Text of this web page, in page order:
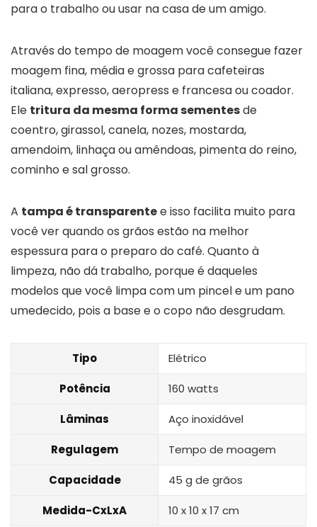
para o trabalho ou usar na casa de um amigo.
Através do tempo de moagem você consegue fazer
moagem fina, média e grossa para cafeteiras
italiana, expresso, aeropress e francesa ou coador.
Ele tritura da mesma forma sementesde
coentro, girassol, canela, nozes, mostarda,
amendoim, linhaça ou amêndoas, pimenta do reino,
cominho e sal grosso.
A tampa é transparentee isso facilita muito para
você ver quando os grãos estão na melhor
espessura para o preparo do café. Quanto à
limpeza, não dá trabalho, porque é daqueles
modelos que você limpa com um pincel e um pano
umedecido, pois a base e o copo não desgrudam.
Tipo Elétrico
Potência 160 watts
Lâminas Aço inoxidável
Regulagem Tempo de moagem
Capacidade 45 g de grãos
Medida-CxLxA ‎10 x 10 x 17 cm